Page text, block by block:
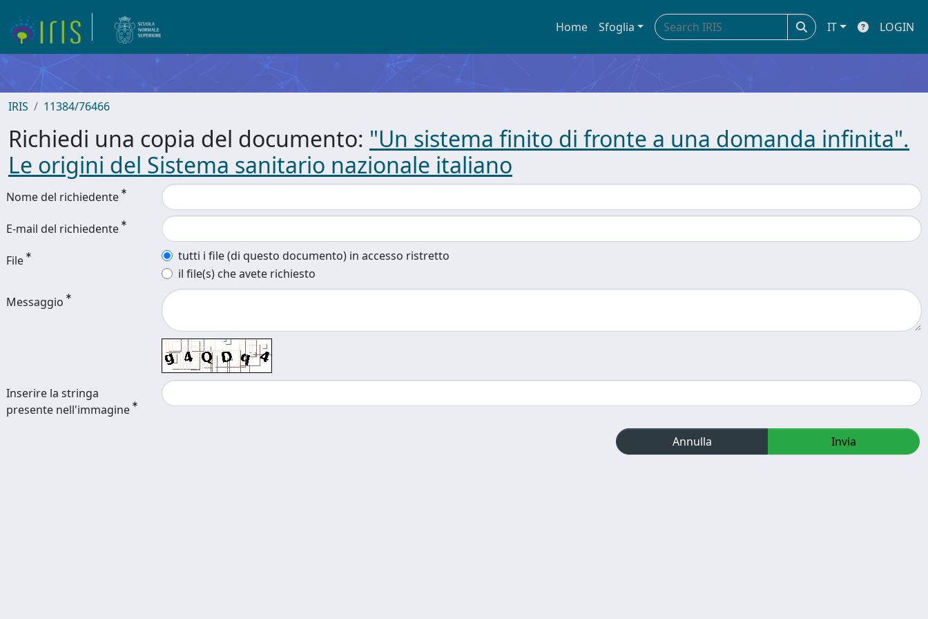
Home Sfoglia IT LOGIN
IRIS 11384/76466
Richiedi una copia del documento: "Un sistema finito di fronte a una domanda infinita".
Le origini del Sistema sanitario nazionale italiano
Nome del richiedente
E-mail del richiedente
File
tutti i file (di questo documento) in accesso ristretto
il file(s) che avete richiesto
Messaggio
Inserire la stringa
presente nell'immagine
Annulla Invia